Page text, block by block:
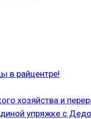
в райцентре!
хозяйства и
упряжке с